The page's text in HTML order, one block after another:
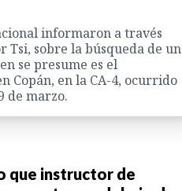
informaron a través
Tsi, sobre la búsqueda de un
se presume es el
Copán, en la CA-4, ocurrido
de marzo.
que instructor de